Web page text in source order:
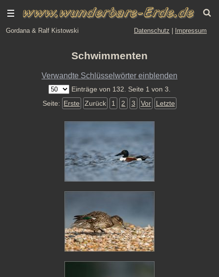
Gordana & Ralf Kistowski Datenschutz Impressum
Schwimmenten
Verwandte Schlüsselwörter einblenden
Einträge von 132. Seite 1 von 3.
Seite: Erste Zurück 1 2 3 Vor Letzte